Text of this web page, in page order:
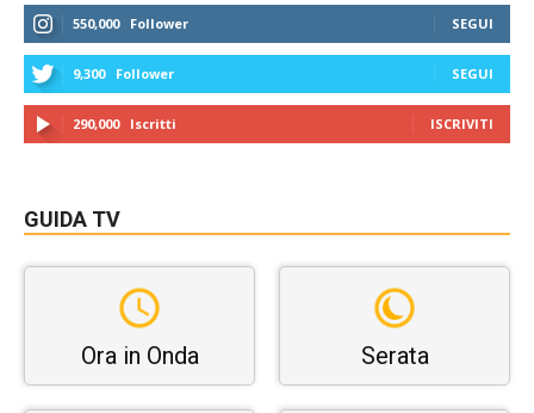
550,000 Follower SEGUI
9,300 Follower SEGUI
290,000 Iscritti ISCRIVITI
GUIDA TV
Ora in Onda Serata